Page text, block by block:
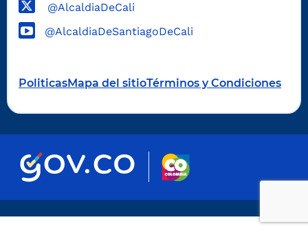
@AlcaldiaDeCali
@AlcaldiaDeSantiagoDeCali
PoliticasMapa del sitioTérminos y Condiciones